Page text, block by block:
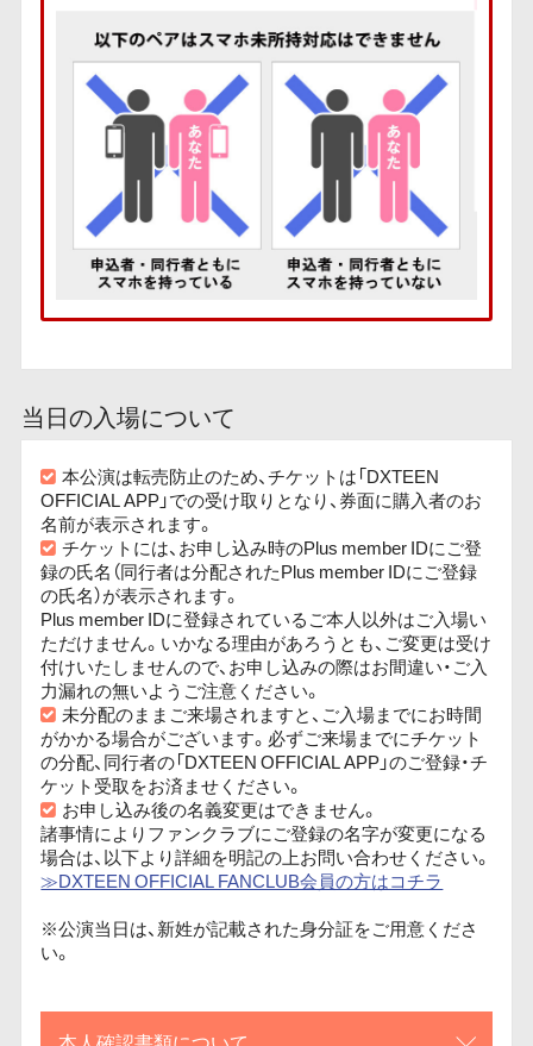
当日の入場について
本公演は転売防止のため、チケットは「DXTEEN
OFFICIAL APP」での受け取りとなり、券面に購入者のお
名前が表示されます。
チケットには、お申し込み時のPlus member IDにご登
録の氏名（同行者は分配されたPlus member IDにご登録
の氏名）が表示されます。
Plus member IDに登録されているご本人以外はご入場い
ただけません。いかなる理由があろうとも、ご変更は受け
付けいたしませんので、お申し込みの際はお間違い・ご入
力漏れの無いようご注意ください。
未分配のままご来場されますと、ご入場までにお時間
がかかる場合がございます。必ずご来場までにチケット
の分配、同行者の「DXTEEN OFFICIAL APP」のご登録・チ
ケット受取をお済ませください。
お申し込み後の名義変更はできません。
諸事情によりファンクラブにご登録の名字が変更になる
場合は、以下より詳細を明記の上お問い合わせください。
≫DXTEEN OFFICIAL FANCLUB会員の方はコチラ
※公演当日は、新姓が記載された身分証をご用意くださ
い。